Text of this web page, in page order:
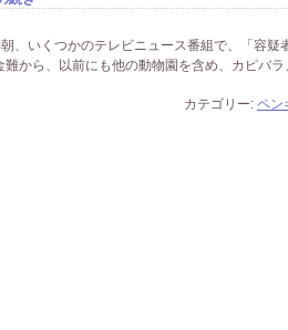
、いくつかのテレビニュース番組で、「容疑
から、以前にも他の動物園を含め、カピバ
カテゴリー: ペン